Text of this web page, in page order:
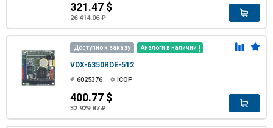
321.47 $
26 414.06 ₽
Доступно к заказу Аналоги в наличии
VDX-6350RDE-512
6025376 ICOP
400.77 $
32 929.87 ₽